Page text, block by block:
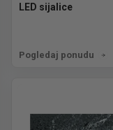
LED sijalice
Pogledaj ponudu